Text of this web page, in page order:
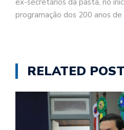
programação dos 200 anos de
RELATED